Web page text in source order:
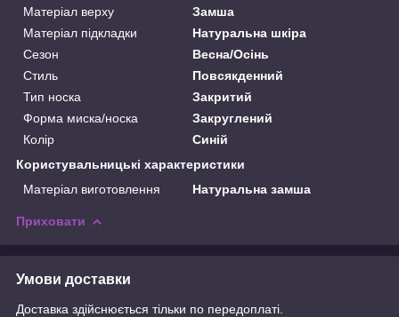
Матеріал верху
Замша
Матеріал підкладки
Натуральна шкіра
Сезон
Весна/Осінь
Стиль
Повсякденний
Тип носка
Закритий
Форма миска/носка
Закруглений
Колір
Синій
Користувальницькі характеристики
Матеріал виготовлення
Натуральна замша
Приховати
Умови доставки
Доставка здійснюється тільки по передоплаті.